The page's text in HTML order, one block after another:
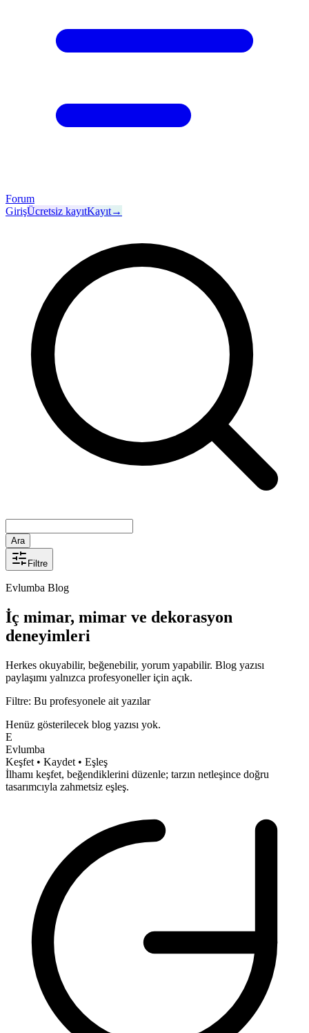
Forum
GirişÜcretsiz kayıtKayıt→
Ara
Filtre
Evlumba Blog
İç mimar, mimar ve dekorasyon
deneyimleri
Herkes okuyabilir, beğenebilir, yorum yapabilir. Blog yazısı
paylaşımı yalnızca profesyoneller için açık.
Filtre: Bu profesyonele ait yazılar
Henüz gösterilecek blog yazısı yok.
E
Evlumba
Keşfet • Kaydet • Eşleş
İlhamı keşfet, beğendiklerini düzenle; tarzın netleşince doğru
tasarımcıyla zahmetsiz eşleş.